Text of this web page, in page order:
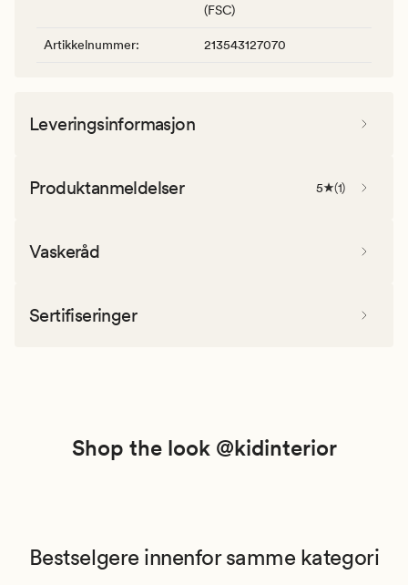
(FSC)
Artikkelnummer: 213543127070
Leveringsinformasjon
Produktanmeldelser 5 (1)
Vaskeråd
Sertifiseringer
Shop the look @kidinterior
Bestselgere innenfor samme kategori